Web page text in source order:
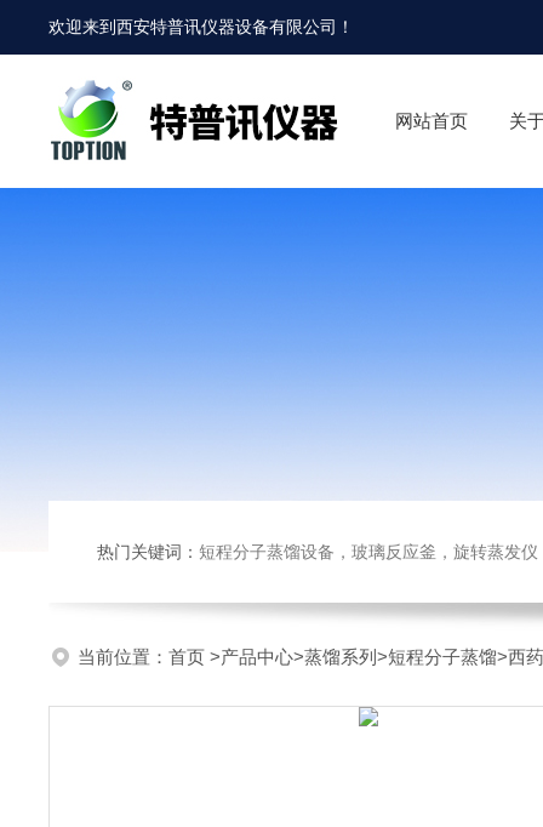
欢迎来到西安特普讯仪器设备有限公司 ！
网站首页 关
热门关键词： 短程分子蒸馏设备，玻璃反应釜，旋转蒸发
当前位置： 首页 >产品中心>蒸馏系列 >短程分子蒸馏>西